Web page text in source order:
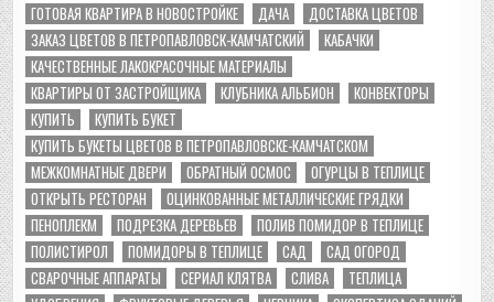
ГОТОВАЯ КВАРТИРА В НОВОСТРОЙКЕ
ДАЧА
ДОСТАВКА ЦВЕТОВ
ЗАКАЗ ЦВЕТОВ В ПЕТРОПАВЛОВСК-КАМЧАТСКИЙ
КАБАЧКИ
КАЧЕСТВЕННЫЕ ЛАКОКРАСОЧНЫЕ МАТЕРИАЛЫ
КВАРТИРЫ ОТ ЗАСТРОЙЩИКА
КЛУБНИКА АЛЬБИОН
КОНВЕКТОРЫ
КУПИТЬ
КУПИТЬ БУКЕТ
КУПИТЬ БУКЕТЫ ЦВЕТОВ В ПЕТРОПАВЛОВСКЕ-КАМЧАТСКОМ
МЕЖКОМНАТНЫЕ ДВЕРИ
ОБРАТНЫЙ ОСМОС
ОГУРЦЫ В ТЕПЛИЦЕ
ОТКРЫТЬ РЕСТОРАН
ОЦИНКОВАННЫЕ МЕТАЛЛИЧЕСКИЕ ГРЯДКИ
ПЕНОПЛЕКМ
ПОДРЕЗКА ДЕРЕВЬЕВ
ПОЛИВ ПОМИДОР В ТЕПЛИЦЕ
ПОЛИСТИРОЛ
ПОМИДОРЫ В ТЕПЛИЦЕ САД
САД ОГОРОД
СВАРОЧНЫЕ АППАРАТЫ
СЕРИАЛ КЛЯТВА СЛИВА
ТЕПЛИЦА